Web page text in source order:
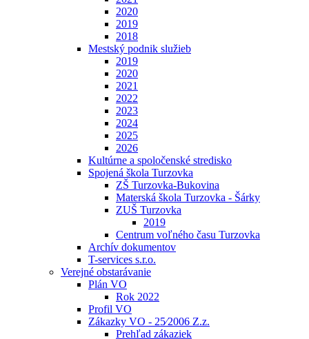
2020
2019
2018
Mestský podnik služieb
2019
2020
2021
2022
2023
2024
2025
2026
Kultúrne a spoločenské stredisko
Spojená škola Turzovka
ZŠ Turzovka-Bukovina
Materská škola Turzovka - Šárky
ZUŠ Turzovka
2019
Centrum voľného času Turzovka
Archív dokumentov
T-services s.r.o.
Verejné obstarávanie
Plán VO
Rok 2022
Profil VO
Zákazky VO - 25⁄2006 Z.z.
Prehľad zákaziek